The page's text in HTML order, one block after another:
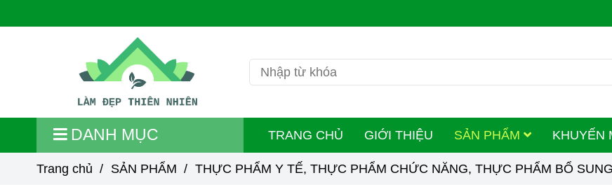
DANH MỤC TRANG CHỦ GIỚI THIỆU SẢN PHẨM KHUYẾN
Trang chủ / SẢN PHẨM / THỰC PHẨM Y TẾ, THỰC PHẨM CHỨC NĂNG, THỰC PHẨM BỔ SUNG